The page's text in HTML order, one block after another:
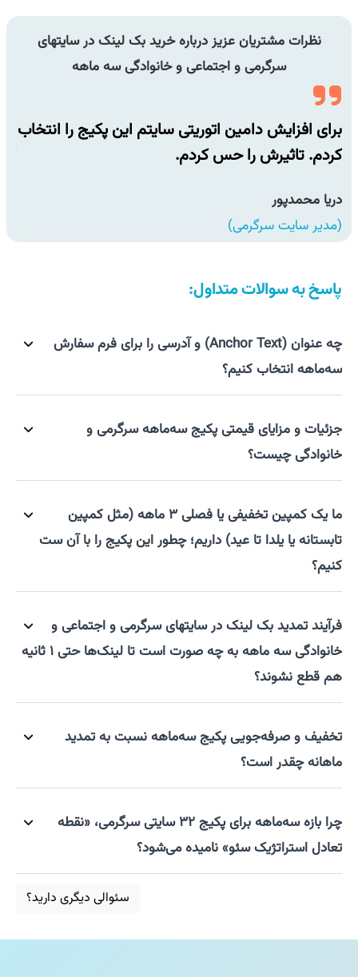
نظرات مشتریان عزیز درباره خرید بک لینک در سایتهای
سرگرمی و اجتماعی و خانوادگی سه ماهه
برای افزایش دامین اتوریتی سایتم این پکیج را انتخاب
کردم. تاثیرش را حس کردم.
دریا محمدپور
(مدیر سایت سرگرمی)
پاسخ به سوالات متداول:
چه عنوان (Anchor Text) و آدرسی را برای فرم سفارش
سه‌ماهه انتخاب کنیم؟
جزئیات و مزایای قیمتی پکیج سه‌ماهه سرگرمی و
خانوادگی چیست؟
ما یک کمپین تخفیفی یا فصلی ۳ ماهه (مثل کمپین
تابستانه یا یلدا تا عید) داریم؛ چطور این پکیج را با آن ست
کنیم؟
فرآیند تمدید بک لینک در سایتهای سرگرمی و اجتماعی و
خانوادگی سه ماهه به چه صورت است تا لینک‌ها حتی ۱ ثانیه
هم قطع نشوند؟
تخفیف و صرفه‌جویی پکیج سه‌ماهه نسبت به تمدید
ماهانه چقدر است؟
چرا بازه سه‌ماهه برای پکیج ۳۲ سایتی سرگرمی، «نقطه
تعادل استراتژیک سئو» نامیده می‌شود؟
سئوالی دیگری دارید؟